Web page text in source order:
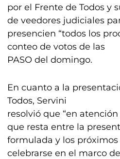
por el Frente de Todos y
de veedores judiciales
presencien “todos los
conteo de votos de las
PASO del domingo.
En cuanto a la
Todos, Servini
resolvió que “en
que resta entre la
formulada y los próximos
celebrarse en el marco